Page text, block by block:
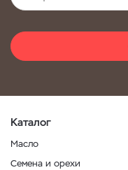
Каталог
Масло
Семена и орехи